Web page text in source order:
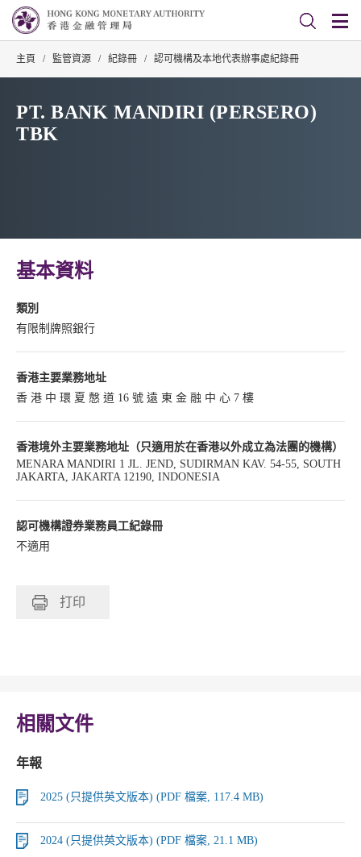
主頁 / 監管資源 / 紀錄冊 / 認可機構及本地代表辦事處紀錄冊
PT. BANK MANDIRI (PERSERO)
TBK
基本資料
類別
有限制牌照銀行
香港主要業務地址
香 港 中 環 夏 慤 道 16 號 遠 東 金 融 中 心 7 樓
香港境外主要業務地址（只適用於在香港以外成立為法團的機構）
MENARA MANDIRI 1 JL. JEND, SUDIRMAN KAV. 54-55, SOUTH
JAKARTA, JAKARTA 12190, INDONESIA
認可機構證券業務員工紀錄冊
不適用
打印
相關文件
年報
2025 (只提供英文版本) (PDF 檔案, 117.4 MB)
2024 (只提供英文版本) (PDF 檔案, 21.1 MB)